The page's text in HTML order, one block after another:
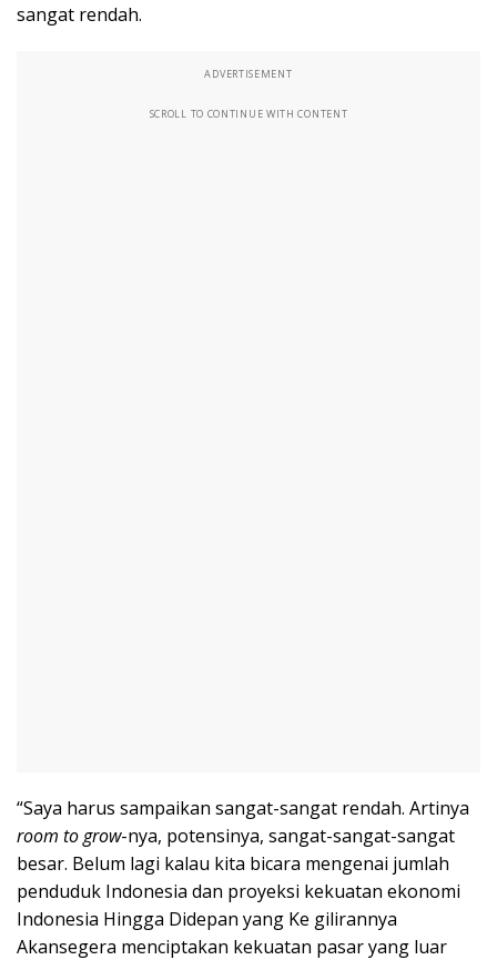
sangat rendah.
ADVERTISEMENT
SCROLL TO CONTINUE WITH CONTENT
“Saya harus sampaikan sangat-sangat rendah. Artinya
room to grow-nya, potensinya, sangat-sangat-sangat
besar. Belum lagi kalau kita bicara mengenai jumlah
penduduk Indonesia dan proyeksi kekuatan ekonomi
Indonesia Hingga Didepan yang Ke gilirannya
Akansegera menciptakan kekuatan pasar yang luar